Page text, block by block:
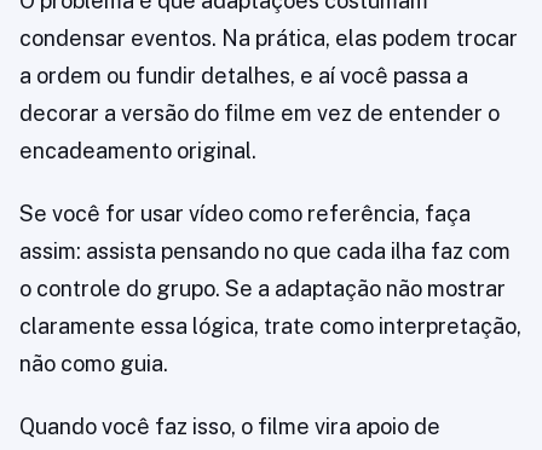
condensar eventos. Na prática, elas podem trocar
a ordem ou fundir detalhes, e aí você passa a
decorar a versão do filme em vez de entender o
encadeamento original.
Se você for usar vídeo como referência, faça
assim: assista pensando no que cada ilha faz com
o controle do grupo. Se a adaptação não mostrar
claramente essa lógica, trate como interpretação,
não como guia.
Quando você faz isso, o filme vira apoio de